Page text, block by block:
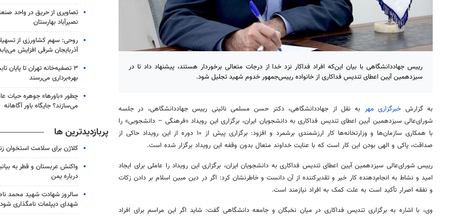
رییس جهاددانشگاهی با بیان این‌که افراد فداکار نزد خدا از درجات متعالی برخوردار هستند، پیشنهاد داد تا در
سیزدهمین آیین اعطای تندیس فداکاری از خانواده رییس‌جمهور خدوم شهید تجلیل شود.
به گزارش خبرگزاری مهر به نقل از جهاددانشگاهی، دکتر حسن مسلمی نائینی رییس جهاددانشگاهی، در جلسه
شورای‌عالی سیزدهمین آیین اعطای تندیس فداکاری به دانشجویان ایران، برگزاری این رویداد «فرهنگی – دانشجویی» را
با همکاری سازمان‌ها و وزارتخانه‌ها کار ارزشمندی برشمرد و افزود: برگزاری پیش از ۱۰ دوره از این رویداد حاکی از
صداقت، پاکی و الهی بودن این کار است که با عنایت خداوند متعال بدون وقفه این رویداد برگزار شده است.
رییس شورای‌عالی سیزدهمین آیین اعطای تندیس فداکاری به دانشجویان ایران، برگزاری این رویداد را عاملی برای ایجاد
امید و نشاط به انجام‌دهنده کار خیر و تقدیرکننده از آن دانست و خاطرنشان کرد: اگر در دین مبین اسلام بر دادن زکات
و نفقه اصرار تأکید است به علت کمک به افراد نیازمند است.
وی، با اشاره به برگزاری تندیس فداکاری در میان نخبگان و جامعه دانشگاهی گفت: شاید اگر این مراسم برای افراد
تصاویری از حریق در واحد
نصیرآباد بهارستان
آذربایجان شرقی افزایش
۳ ﺗﺼﻔﻴﻪ‌ﺧﺎﻧﻪ‌ تهران تا پایان
بهره‌برداری می‌رسند
چطور «باورها» جوهره حیات
می‌سازند؟ جایگاه باور آگاهانه
پربازدیدترین ها
کلاژن برای سلامت استخوان
واکنش عربستان و قطر به
درباره یمن
سالروز شهادت شهید محمد
شهدای دیپلمات نامگذاری شود